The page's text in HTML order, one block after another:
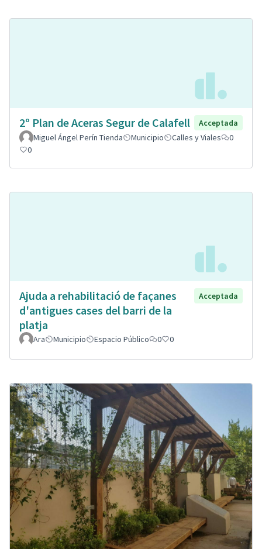
2º Plan de Aceras Segur de Calafell
Acceptada
Miguel Ángel Perín Tienda
Municipio Calles y Viales
0
0
Ajuda a rehabilitació de façanes
d'antigues cases del barri de la
platja
Acceptada
Ara Municipio Espacio Público 0 0